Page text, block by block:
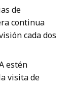
de
continua
cada dos
estén
visita de